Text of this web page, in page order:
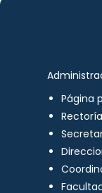
Página
Rectoría